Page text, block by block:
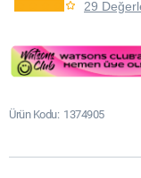
29
Ürün Kodu 1374905